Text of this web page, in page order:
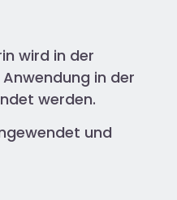
wird in der
in der
werden.
und